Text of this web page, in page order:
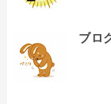
ブロ